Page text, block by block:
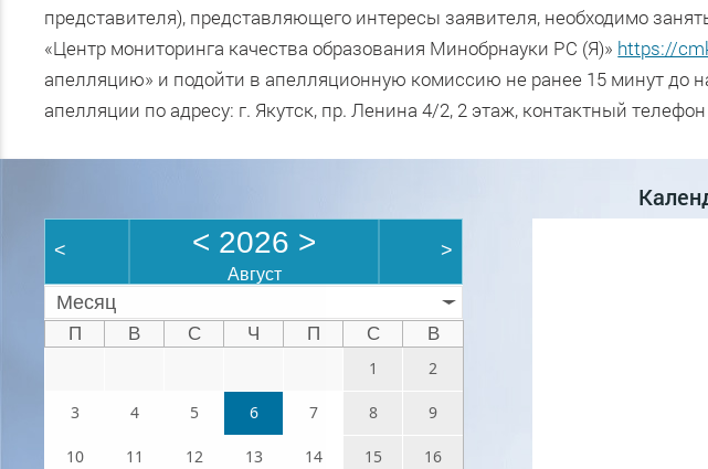
представителя), представляющего интересы заявителя, необходимо
«Центр мониторинга качества образования Минобрнауки РС (Я)» https://
апелляцию» и подойти в апелляционную комиссию не ранее 15 минут до
апелляции по адресу: г. Якутск, пр. Ленина 4/2, 2 этаж, контактный
< < 2026 >
Август
>
Месяц
П В С Ч П С
В
1
2
3 4 5 6 7 8 9
10 11 12 13 14 15 16